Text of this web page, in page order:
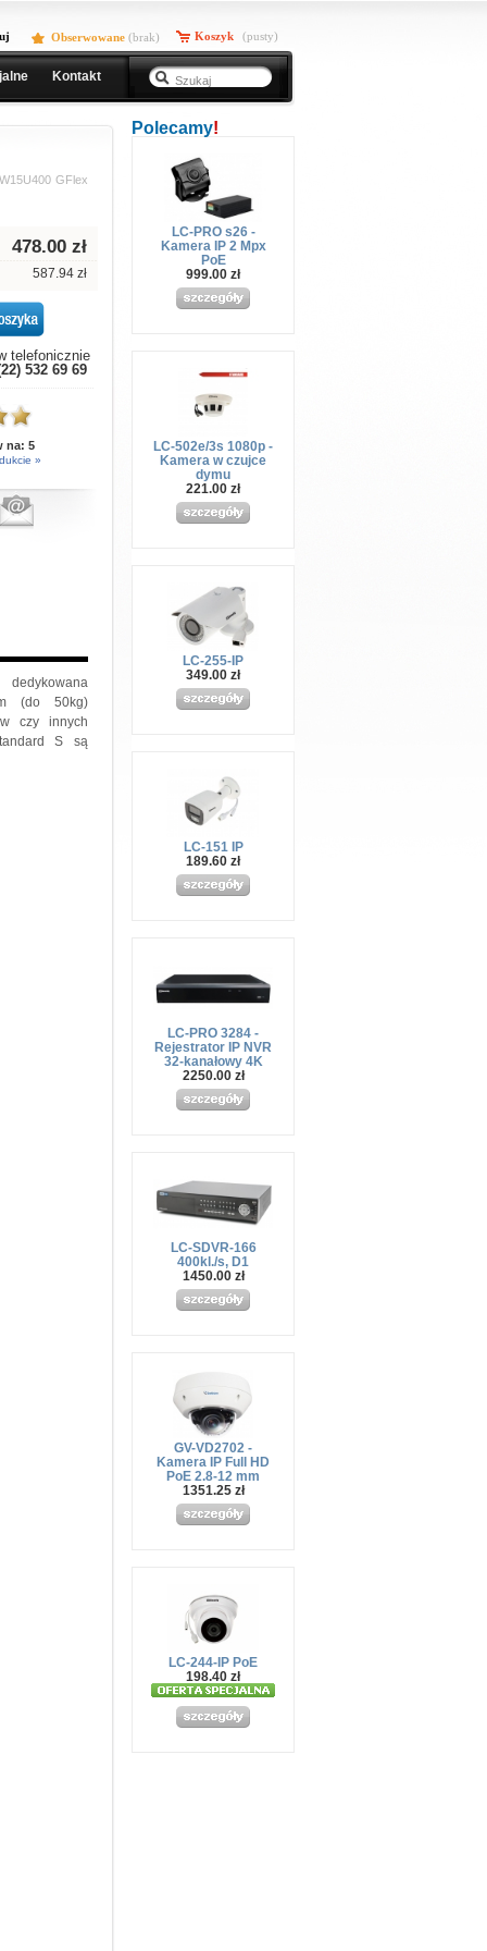
Obserwowane (brak) Koszyk (pusty)
Kontakt
Polecamy!
LC-PRO s26 -
Kamera IP 2 Mpx
PoE
999.00 zł
LC-502e/3s 1080p -
Kamera w czujce
dymu
221.00 zł
LC-255-IP
349.00 zł
LC-151 IP
189.60 zł
LC-PRO 3284 -
Rejestrator IP NVR
32-kanałowy 4K
2250.00 zł
LC-SDVR-166
400kl./s, D1
1450.00 zł
GV-VD2702 -
Kamera IP Full HD
PoE 2.8-12 mm
1351.25 zł
LC-244-IP PoE
198.40 zł
GFlex
478.00 zł
587.94 zł
telefonicznie
532 69 69
na: 5
»
(do 50kg)
czy innych
S są